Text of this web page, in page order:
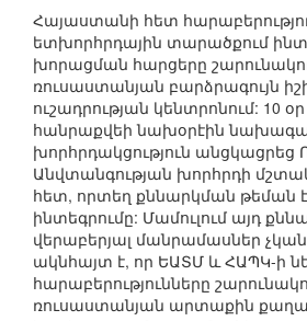
Հայաստանի հետ
ետխորհրդային տարածքում
խորացման հարցերը
ռուսաստանյան բարձրագույն
ուշադրության կենտրոնում: 10
հանրաքվեի նախօրէին
խորհրդակցություն անցկացրեց
Անվտանգության խորհրդի
հետ, որտեղ քննարկման թեման
ինտեգրումը: Մամուլում այդ
վերաբերյալ մանրամասներ
ակնհայտ է, որ ԵԱՏՄ և ՀԱՊԿ-ի
հարաբերությունները
ռուսաստանյան արտաքին